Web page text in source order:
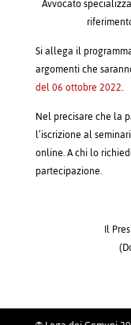
Avvocato
Si allega il
argomenti che
del 06 ottobre 2022.
Nel precisare che la
l’iscrizione al
online. A chi lo
partecipazione.
Il